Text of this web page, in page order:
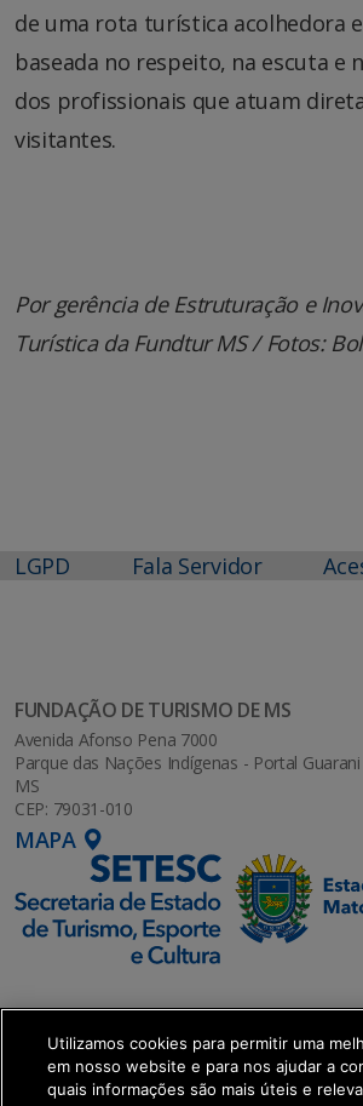
de uma rota turística acolhedora
baseada no respeito, na escuta e
dos profissionais que atuam
visitantes.
Por gerência de Estruturação e
Turística da Fundtur MS / Fotos:
LGPD Fala Servidor
FUNDAÇÃO DE TURISMO DE MS
Avenida Afonso Pena 7000
Parque das Nações Indígenas - Portal
MS
CEP: 79031-010
MAPA
SETDIG | Secretaria-Executiva
Digital
Utilizamos cookies para permitir uma
em nosso website e para nos ajudar a
quais informações são mais úteis e